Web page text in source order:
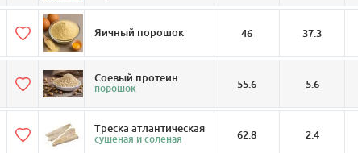
Яичный порошок 46 37.3
Соевый протеин
порошок 55.6 5.6
Треска атлантическая
сушеная и соленая 62.8 2.4